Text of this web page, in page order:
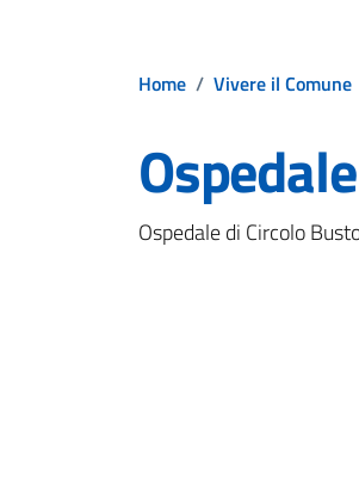
Home / Vivere il Comune
Ospedale di Circolo